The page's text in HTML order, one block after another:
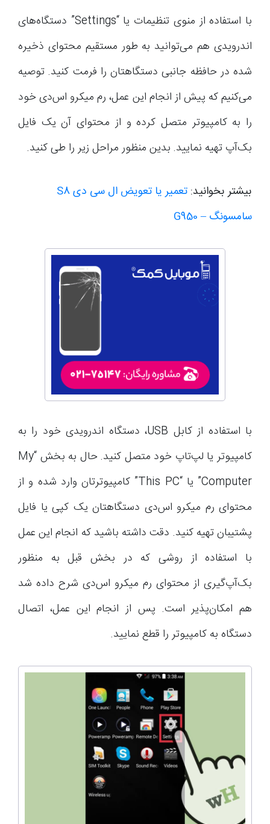
با استفاده از منوی تنظیمات یا “Settings” دستگاه‌های
اندرویدی هم می‌توانید به طور مستقیم محتوای ذخیره
شده در حافظه جانبی دستگاهتان را فرمت کنید. توصیه
می‌کنیم که پیش از انجام این عمل، رم میکرو اس‌دی خود
را به کامپیوتر متصل کرده و از محتوای آن یک فایل
بک‌آپ تهیه نمایید. بدین منظور مراحل زیر را طی کنید.
بیشتر بخوانید:
تعمیر یا تعویض ال سی دی S8
سامسونگ – G950
با استفاده از کابل USB، دستگاه اندرویدی خود را به
کامپیوتر یا لپ‌تاپ‌ خود متصل کنید. حال به بخش “My
Computer” یا “This PC” کامپیوترتان وارد شده و از
محتوای رم میکرو اس‌دی دستگاهتان یک کپی یا فایل
پشتیبان تهیه کنید. دقت داشته باشید که انجام این عمل
با استفاده از روشی که در بخش قبل به منظور
بک‌آپ‌گیری از محتوای رم میکرو اس‌دی شرح داده شد
هم امکان‌پذیر است. پس از انجام این عمل، اتصال
دستگاه به کامپیوتر را قطع نمایید.